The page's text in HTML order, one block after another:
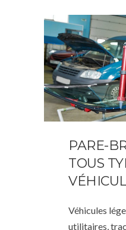
PARE-
TOUS
Véhicules
utilitaires,